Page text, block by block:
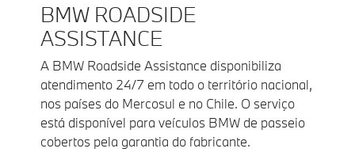
BMW ROADSIDE
ASSISTANCE
A BMW Roadside Assistance disponibiliza
atendimento 24/7 em todo o território nacional,
nos países do Mercosul e no Chile. O serviço
está disponível para veículos BMW de passeio
cobertos pela garantia do fabricante.